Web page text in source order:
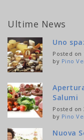
Ultime News
Uno
Posted on
by Pino
Salumi
Posted on
by Pino
Nuova